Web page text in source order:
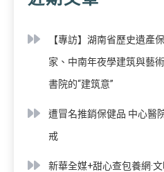
【專訪】湖南省歷史遺產
家、中南年夜學建筑與藝
書院的“建筑意”
遭冒名推銷保健品 中心醫
戒
新華全媒+甜心查包養網·